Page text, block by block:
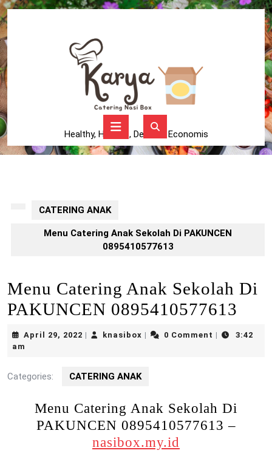
Skip
to
content
Healthy, Higienis, Delicius, Economis
Button
CATERING ANAK
Menu Catering Anak Sekolah Di PAKUNCEN
0895410577613
Menu Catering Anak Sekolah Di
PAKUNCEN 0895410577613
April 29, 2022 Aprilknasibox knasibox0 Comment
3:42
am
Categories: CATERING ANAK
Menu Catering Anak Sekolah Di
PAKUNCEN 0895410577613 –
nasibox.my.id